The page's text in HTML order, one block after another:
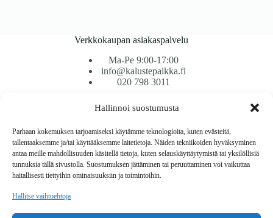
Hallinnoi suostumusta
Parhaan kokemuksen tarjoamiseksi käytämme teknologioita, kuten evästeitä,
tallentaaksemme ja/tai käyttääksemme laitetietoja. Näiden tekniikoiden hyväksyminen
antaa meille mahdollisuuden käsitellä tietoja, kuten selauskäyttäytymistä tai yksilöllisiä
tunnuksia tällä sivustolla. Suostumuksen jättäminen tai peruuttaminen voi vaikuttaa
haitallisesti tiettyihin ominaisuuksiin ja toimintoihin.
Hallitse vaihtoehtoja
Verkkokaupan asiakaspalvelu
Ma-Pe 9:00-17:00
info@kalustepaikka.fi
020 798 3011
Tavarantoimitus / Maksutavat
Toimitustavat
Maksutavat
Vaihto ja palautus
Reklamaatiot